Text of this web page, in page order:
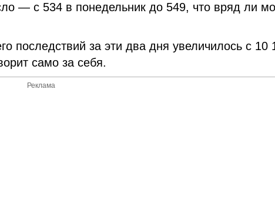
— с 534 в понедельник до 549, что вряд ли
последствий за эти два дня увеличилось с 10
само за себя.
Реклама